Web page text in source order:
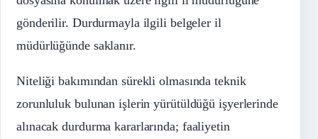
gönderilir. Durdurmayla ilgili belgeler il
müdürlüğünde saklanır.
Niteliği bakımından sürekli olmasında teknik
zorunluluk bulunan işlerin yürütüldüğü işyerlerinde
alınacak durdurma kararlarında; faaliyetin